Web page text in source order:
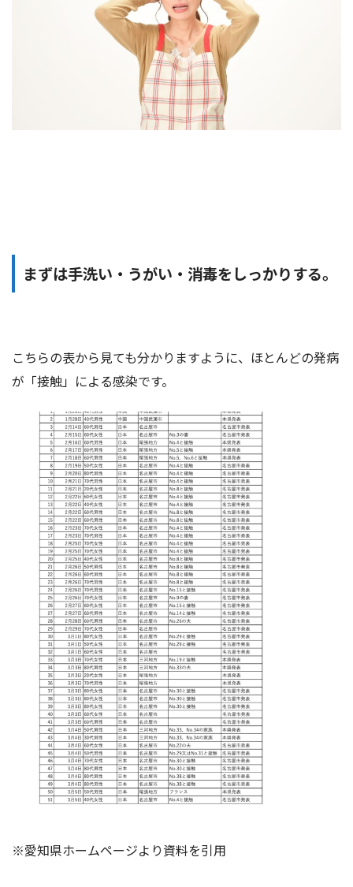
まずは手洗い・うがい・消毒をしっかりする。
こちらの表から見ても分かりますように、ほとんどの発病
が「接触」による感染です。
※愛知県ホームページより資料を引用